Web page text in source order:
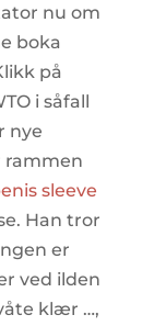
nu om
boka
på
i såfall
nye
rammen
sleeve
Han tror
er
ved ilden
klær …,